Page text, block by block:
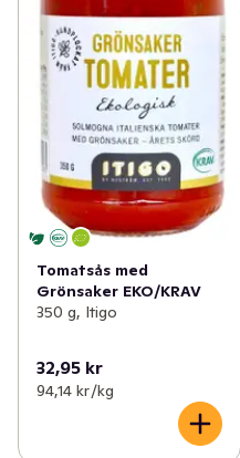
Tomatsås med
Grönsaker EKO/KRAV
350 g, Itigo
32,95 kr
94,14 kr /kg